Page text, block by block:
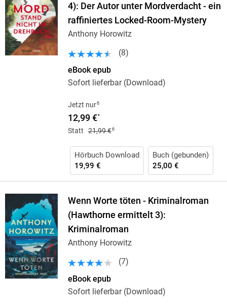
4): Der Autor unter Mordverdacht - ein
raffiniertes Locked-Room-Mystery
Anthony Horowitz
(8)
eBook epub
Sofort lieferbar (Download)
Jetzt nur6
12,99 €*
Statt 21,99 €6
Hörbuch Download
19,99 €
Buch (gebunden)
25,00 €
Wenn Worte töten - Kriminalroman
(Hawthorne ermittelt 3):
Kriminalroman
Anthony Horowitz
(7)
eBook epub
Sofort lieferbar (Download)